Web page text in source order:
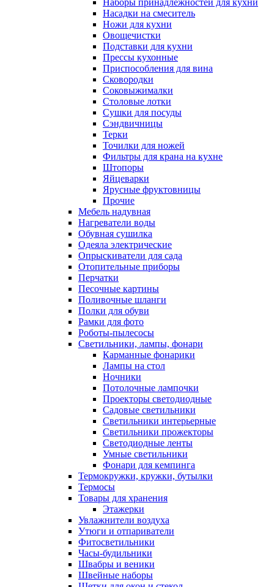
Наборы принадлежностей для кухни
Насадки на смеситель
Ножи для кухни
Овощечистки
Подставки для кухни
Прессы кухонные
Приспособления для вина
Сковородки
Соковыжималки
Столовые лотки
Сушки для посуды
Сэндвичницы
Терки
Точилки для ножей
Фильтры для крана на кухне
Штопоры
Яйцеварки
Ярусные фруктовницы
Прочие
Мебель надувная
Нагреватели воды
Обувная сушилка
Одеяла электрические
Опрыскиватели для сада
Отопительные приборы
Перчатки
Песочные картины
Поливочные шланги
Полки для обуви
Рамки для фото
Роботы-пылесосы
Светильники, лампы, фонари
Карманные фонарики
Лампы на стол
Ночники
Потолочные лампочки
Проекторы светодиодные
Садовые светильники
Светильники интерьерные
Светильники прожекторы
Светодиодные ленты
Умные светильники
Фонари для кемпинга
Термокружки, кружки, бутылки
Термосы
Товары для хранения
Этажерки
Увлажнители воздуха
Утюги и отпариватели
Фитосветильники
Часы-будильники
Швабры и веники
Швейные наборы